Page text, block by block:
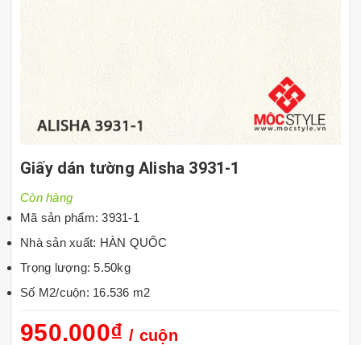
Giấy dán tường Alisha 3931-1
Còn hàng
Mã sản phẩm: 3931-1
Nhà sản xuất: HÀN QUỐC
Trọng lượng: 5.50kg
Số M2/cuộn: 16.536 m2
950.000₫/ cuộn